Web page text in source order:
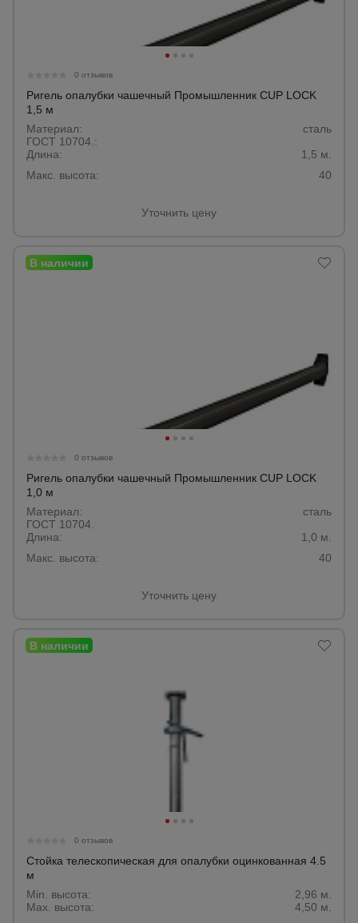
0 отзывов
Ригель опалубки чашечный Промышленник CUP LOCK
1,5 м
Материал:
сталь
ГОСТ 10704.:
Длина:
1,5 м.
Макс. высота:
40
Уточнить цену
0 отзывов
Ригель опалубки чашечный Промышленник CUP LOCK
1,0 м
Материал:
сталь
ГОСТ 10704.
Длина:
1,0 м.
Макс. высота:
40
Уточнить цену
0 отзывов
Стойка телескопическая для опалубки оцинкованная 4.5
м
Min. высота:
2,96 м.
Max. высота:
4,50 м.